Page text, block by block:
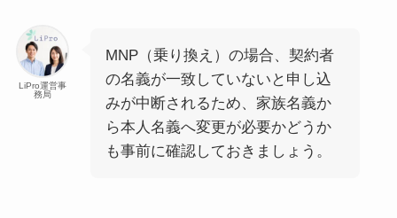
LiPro運営事
務局
MNP（乗り換え）の場合、契約者
の名義が一致していないと申し込
みが中断されるため、家族名義か
ら本人名義へ変更が必要かどうか
も事前に確認しておきましょう。